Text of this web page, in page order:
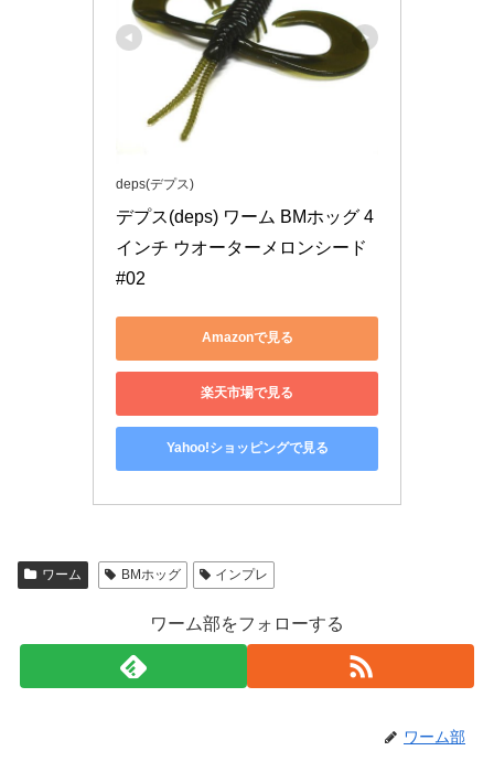
deps(デプス)
デプス(deps) ワーム BMホッグ 4
インチ ウオーターメロンシード
#02
Amazonで見る
楽天市場で見る
Yahoo!ショッピングで見る
ワーム BMホッグ インプレ
ワーム部をフォローする
ワーム部